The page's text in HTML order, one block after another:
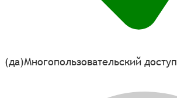
(да)Многопользовательский доступ